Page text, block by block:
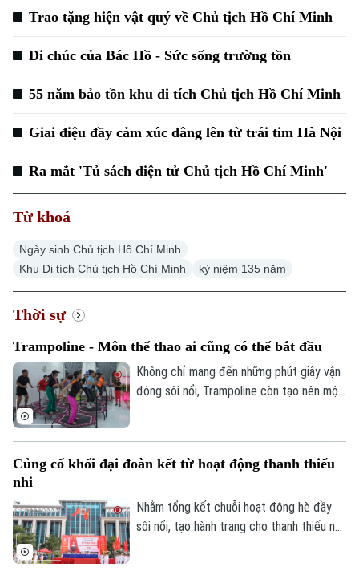
Trao tặng hiện vật quý về Chủ tịch Hồ Chí Minh
Di chúc của Bác Hồ - Sức sống trường tồn
55 năm bảo tồn khu di tích Chủ tịch Hồ Chí Minh
Giai điệu đầy cảm xúc dâng lên từ trái tim Hà Nội
Ra mắt 'Tủ sách điện tử Chủ tịch Hồ Chí Minh'
Từ khoá
Ngày sinh Chủ tịch Hồ Chí Minh
Khu Di tích Chủ tịch Hồ Chí Minh
kỷ niệm 135 năm
Thời sự
Trampoline - Môn thể thao ai cũng có thể bắt đầu
Không chỉ mang đến những phút giây vận
động sôi nổi, Trampoline còn tạo nên một
tích cực sau những bộn bề của cuộc
cải thiện vấn đề về cơ, xương, khớp.
Củng cố khối đại đoàn kết từ hoạt động thanh thiếu
nhi
Nhằm tổng kết chuỗi hoạt động hè đầy
sôi nổi, tạo hành trang cho thanh thiếu nhi